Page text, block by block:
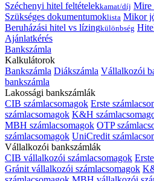
Széchenyi hitel feltételekkamat/díj Mire
Szükséges dokumentumoklista Mikor
Beruházási hitel vs lízingkülönbség
Ajánlatkérés
Bankszámla
Kalkulátorok
Bankszámla Diákszámla Vállalkozói
bankszámla
Lakossági bankszámlák
CIB számlacsomagok Erste
számlacsomagok K&H
MBH számlacsomagok OTP
számlacsomagok UniCredit
Vállalkozói bankszámlák
CIB vállalkozói számlacsomagok
Gránit vállalkozói számlacsomagok